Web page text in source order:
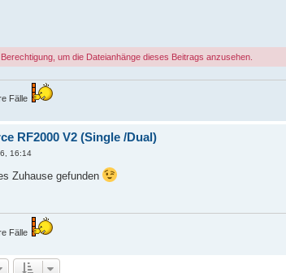
um die Dateianhänge dieses Beitrags anzusehen.
Fälle
RF2000 V2 (Single /Dual)
16:14
Zuhause gefunden
Fälle